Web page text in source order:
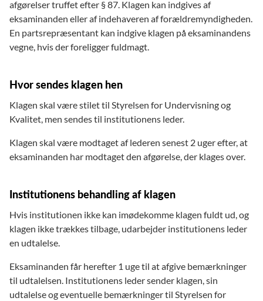
afgørelser truffet efter § 87. Klagen kan indgives af
eksaminanden eller af indehaveren af forældremyndigheden.
En partsrepræsentant kan indgive klagen på eksaminandens
vegne, hvis der foreligger fuldmagt.
Hvor sendes klagen hen
Klagen skal være stilet til Styrelsen for Undervisning og
Kvalitet, men sendes til institutionens leder.
Klagen skal være modtaget af lederen senest 2 uger efter, at
eksaminanden har modtaget den afgørelse, der klages over.
Institutionens behandling af klagen
Hvis institutionen ikke kan imødekomme klagen fuldt ud, og
klagen ikke trækkes tilbage, udarbejder institutionens leder
en udtalelse.
Eksaminanden får herefter 1 uge til at afgive bemærkninger
til udtalelsen. Institutionens leder sender klagen, sin
udtalelse og eventuelle bemærkninger til Styrelsen for